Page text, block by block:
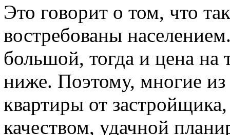
Это говорит о том, что
востребованы
большой, тогда и цена на
ниже. Поэтому, многие из
квартиры от
качеством, удачной